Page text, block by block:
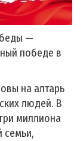
—
победе в
на алтарь
людей. В
миллиона
семьи,